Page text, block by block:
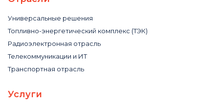
Универсальные решения
Топливно-энергетический комплекс (ТЭК)
Радиоэлектронная отрасль
Телекоммуникации и ИТ
Транспортная отрасль
Услуги